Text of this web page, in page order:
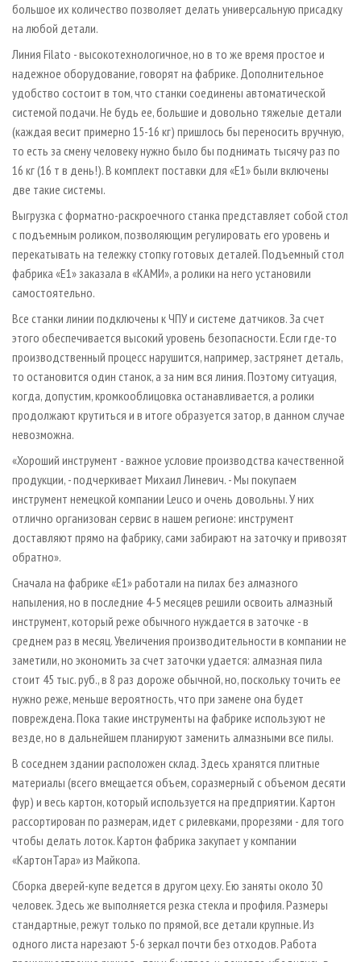
большое их количество позволяет делать универсальную присадку
на любой детали.
Линия Filato - высокотехнологичное, но в то же время простое и
надежное оборудование, говорят на фабрике. Дополнительное
удобство состоит в том, что станки соединены автоматической
системой подачи. Не будь ее, большие и довольно тяжелые детали
(каждая весит примерно 15-16 кг) пришлось бы переносить вручную,
то есть за смену человеку нужно было бы поднимать тысячу раз по
16 кг (16 т в день!). В комплект поставки для «Е1» были включены
две такие системы.
Выгрузка с форматно-раскроечного станка представляет собой стол
с подъемным роликом, позволяющим регулировать его уровень и
перекатывать на тележку стопку готовых деталей. Подъемный стол
фабрика «Е1» заказала в «КАМИ», а ролики на него установили
самостоятельно.
Все станки линии подключены к ЧПУ и системе датчиков. За счет
этого обеспечивается высокий уровень безопасности. Если где-то
производственный процесс нарушится, например, застрянет деталь,
то остановится один станок, а за ним вся линия. Поэтому ситуация,
когда, допустим, кромкооблицовка останавливается, а ролики
продолжают крутиться и в итоге образуется затор, в данном случае
невозможна.
«Хороший инструмент - важное условие производства качественной
продукции, - подчеркивает Михаил Линевич. - Мы покупаем
инструмент немецкой компании Leuco и очень довольны. У них
отлично организован сервис в нашем регионе: инструмент
доставляют прямо на фабрику, сами забирают на заточку и привозят
обратно».
Сначала на фабрике «Е1» работали на пилах без алмазного
напыления, но в последние 4-5 месяцев решили освоить алмазный
инструмент, который реже обычного нуждается в заточке - в
среднем раз в месяц. Увеличения производительности в компании не
заметили, но экономить за счет заточки удается: алмазная пила
стоит 45 тыс. руб., в 8 раз дороже обычной, но, поскольку точить ее
нужно реже, меньше вероятность, что при замене она будет
повреждена. Пока такие инструменты на фабрике используют не
везде, но в дальнейшем планируют заменить алмазными все пилы.
В соседнем здании расположен склад. Здесь хранятся плитные
материалы (всего вмещается объем, соразмерный с объемом десяти
фур) и весь картон, который используется на предприятии. Картон
рассортирован по размерам, идет с рилевками, прорезями - для того
чтобы делать лоток. Картон фабрика закупает у компании
«КартонТара» из Майкопа.
Сборка дверей-купе ведется в другом цеху. Ею заняты около 30
человек. Здесь же выполняется резка стекла и профиля. Размеры
стандартные, режут только по прямой, все детали крупные. Из
одного листа нарезают 5-6 зеркал почти без отходов. Работа